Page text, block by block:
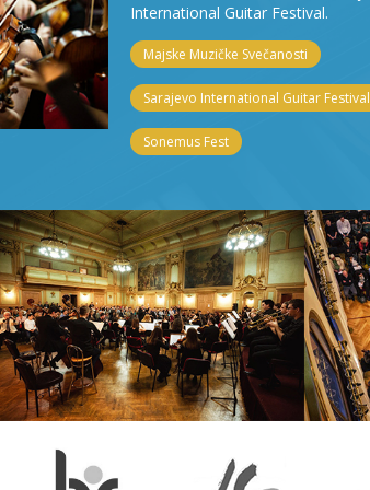
International Guitar Festival.
Majske Muzičke Svečanosti
Sarajevo International Guitar Festival
Sonemus Fest